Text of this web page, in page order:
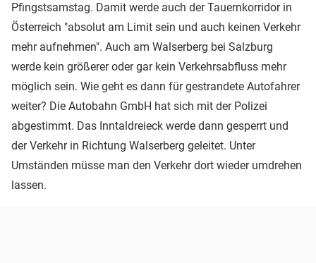
Pfingstsamstag. Damit werde auch der Tauernkorridor in
Österreich "absolut am Limit sein und auch keinen Verkehr
mehr aufnehmen". Auch am Walserberg bei Salzburg
werde kein größerer oder gar kein Verkehrsabfluss mehr
möglich sein. Wie geht es dann für gestrandete Autofahrer
weiter? Die Autobahn GmbH hat sich mit der Polizei
abgestimmt. Das Inntaldreieck werde dann gesperrt und
der Verkehr in Richtung Walserberg geleitet. Unter
Umständen müsse man den Verkehr dort wieder umdrehen
lassen.